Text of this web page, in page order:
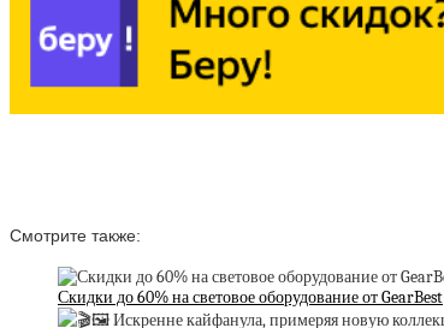
Смотрите также:
Скидки до 60% на световое оборудование от GearBest